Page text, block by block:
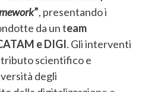
”, presentando i
da un team
e DIGI. Gli interventi
scientifico e
degli